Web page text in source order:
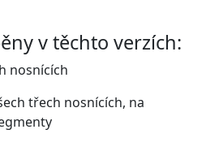
v těchto verzích:
nosnících
třech nosnících, na